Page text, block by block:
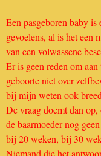
Een pasgeboren baby
gevoelens, al is het een
van een volwassene
Er is geen reden om
geboorte niet over
bij mijn weten ook
De vraag doemt dan
de baarmoeder nog
bij 20 weken, bij 30
Niemand die het